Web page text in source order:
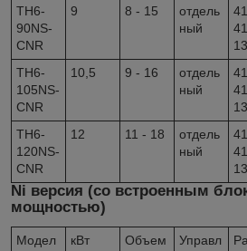
TH6-
90NS-
CNR
9 8 - 15
отдель
ный
TH6-
105NS-
CNR
10,5 9 - 16
отдель
ный
TH6-
120NS-
CNR
12 11 - 18
отдель
ный
Ni версия (со встроенным
мощностью)
Модел
кВт
Объем
Управл